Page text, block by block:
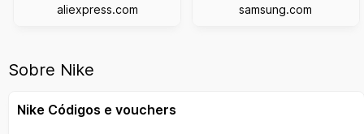
aliexpress.com
samsung.com
Sobre Nike
Nike Códigos e vouchers